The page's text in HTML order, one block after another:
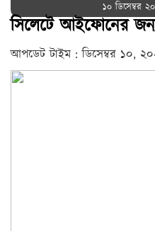
১০ ডিসেম্বর
সিলেটে আইফোনের
আপডেট টাইম : ডিসেম্বর ১০,